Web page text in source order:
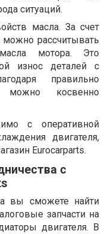
ситуаций.
масла. За счет
можно рассчитывать
мотора. Это
износ деталей с
правильно
можно косвенно
с оперативной
двигателя,
Eurocarparts.
с
вы сможете найти
запчасти на
двигателя. В